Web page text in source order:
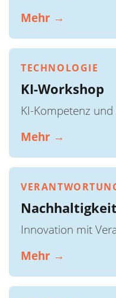
Mehr →
TECHNOLOGIE
KI-Workshop
KI-Kompetenz
Mehr →
Innovation mit
Mehr →